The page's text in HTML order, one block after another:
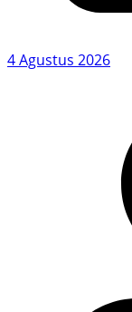
4 Agustus 2026